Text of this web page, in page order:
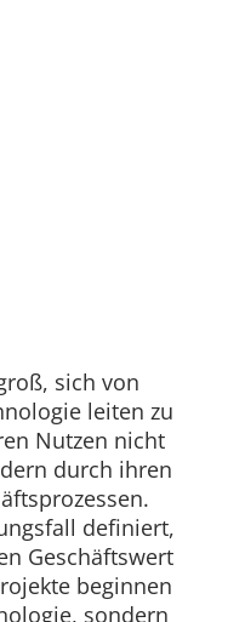
sich von
leiten zu
Nutzen nicht
durch ihren
definiert,
Geschäftswert
beginnen
sondern